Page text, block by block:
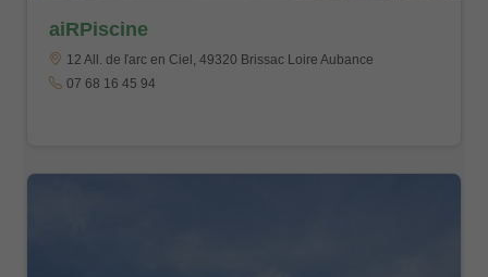
aiRPiscine
12 All. de ľarc en Ciel, 49320 Brissac Loire Aubance
07 68 16 45 94